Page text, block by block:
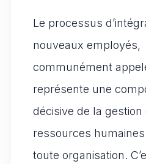
Le processus
nouveaux employés,
communément
représente une
décisive de la gestion
ressources
toute organisation.